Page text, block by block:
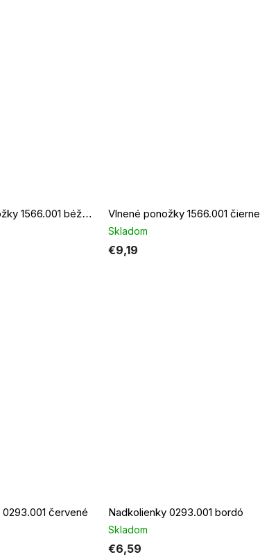
Vlnené ponožky 1566.001 béžové
Vlnené ponožky 1566.001 čierne
Skladom
€9,19
červené Nadkolienky 0293.001 bordó
Skladom
€6,59